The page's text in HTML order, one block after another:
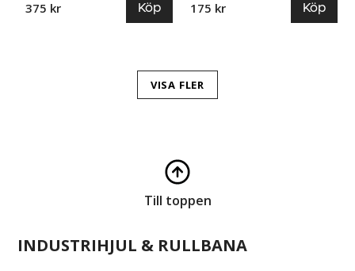
375 kr
Köp 175 kr Köp
VISA FLER
Till toppen
INDUSTRIHJUL & RULLBANA